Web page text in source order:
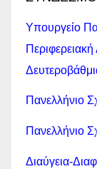
Υπουργείο
Πανελλήνιο
Πανελλήνιο
Διαύγεια-